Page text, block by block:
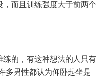
，而且训练强度大于前两个
的，有这种想法的人只有
多男性都认为仰卧起坐是